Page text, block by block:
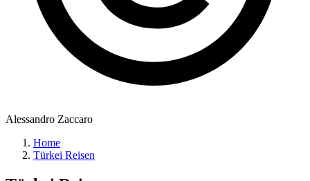
Alessandro Zaccaro
Home
Türkei Reisen